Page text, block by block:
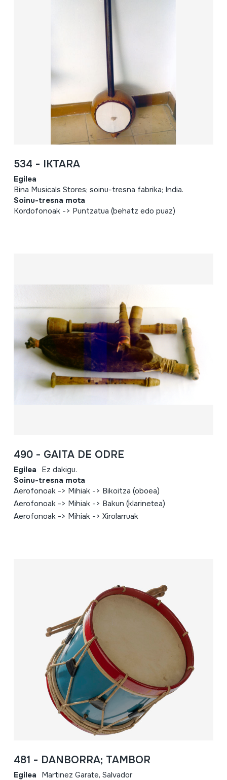
534 - IKTARA
Egilea
Bina Musicals Stores; soinu-tresna fabrika; India.
Soinu-tresna mota
Kordofonoak -> Puntzatua (behatz edo puaz)
490 - GAITA DE ODRE
Egilea Ez dakigu.
Soinu-tresna mota
Aerofonoak -> Mihiak -> Bikoitza (oboea)
Aerofonoak -> Mihiak -> Bakun (klarinetea)
Aerofonoak -> Mihiak -> Xirolarruak
481 - DANBORRA; TAMBOR
Egilea Martinez Garate, Salvador